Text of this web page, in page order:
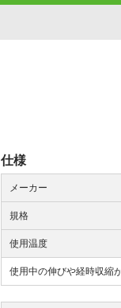
仕様
メーカー
規格
使用温度
使用中の伸びや経時収縮